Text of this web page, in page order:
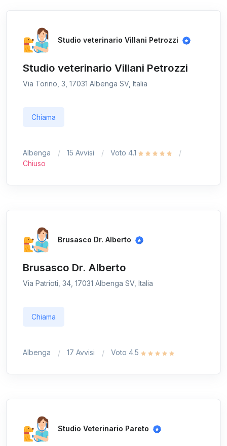
Studio veterinario Villani Petrozzi
Studio veterinario Villani Petrozzi
Via Torino, 3, 17031 Albenga SV, Italia
Chiama
Albenga 15 Avvisi
Voto 4.1
Chiuso
Brusasco Dr. Alberto
Brusasco Dr. Alberto
Via Patrioti, 34, 17031 Albenga SV, Italia
Chiama
Albenga 17 Avvisi Voto 4.5
Studio Veterinario Pareto